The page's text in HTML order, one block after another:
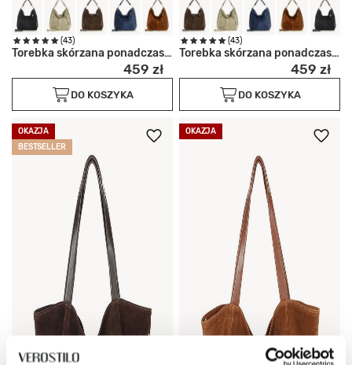
(43)
Torebka skórzana ponadczasowy
459 zł
DO KOSZYKA
(43)
Torebka skórzana ponadczasowy
459 zł
DO KOSZYKA
OKAZJA
BESTSELLER
OKAZJA